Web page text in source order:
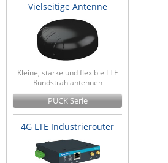
Vielseitige Antenne
Kleine, starke und flexible LTE
Rundstrahlantennen
PUCK Serie
4G LTE Industrierouter